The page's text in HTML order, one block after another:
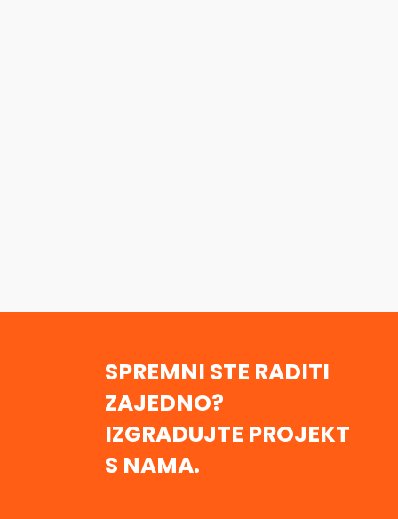
SPREMNI STE RADITI
ZAJEDNO?
IZGRADUJTE PROJEKT
S NAMA.